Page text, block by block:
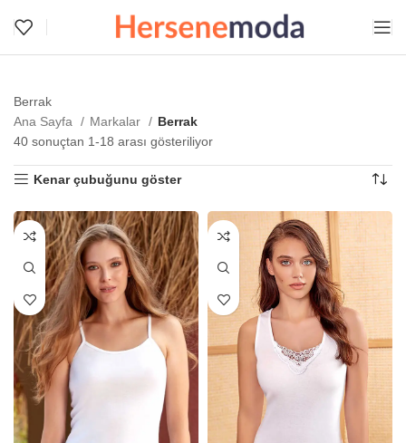
Berrak
Ana Sayfa
Markalar
Berrak
40 sonuçtan 1-18 arası gösteriliyor
Kenar çubuğunu göster